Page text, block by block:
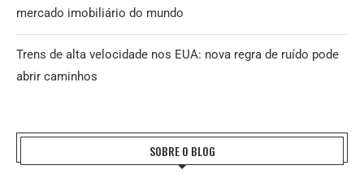
mercado imobiliário do mundo
Trens de alta velocidade nos EUA: nova regra de ruído pode
abrir caminhos
SOBRE O BLOG